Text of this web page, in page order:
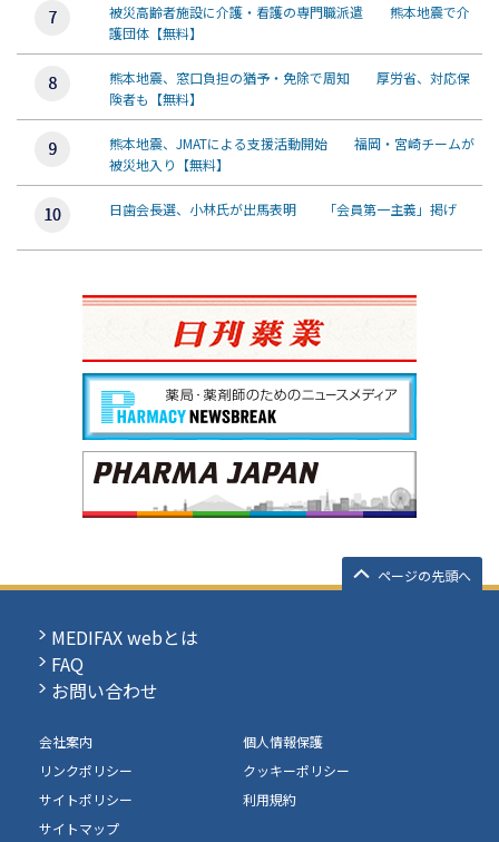
被災高齢者施設に介護・看護の専門職派遣 熊本地震で介
護団体【無料】
熊本地震、窓口負担の猶予・免除で周知 厚労省、対応保
険者も【無料】
熊本地震、JMATによる支援活動開始 福岡・宮崎チームが
被災地入り【無料】
日歯会長選、小林氏が出馬表明 「会員第一主義」掲げ
ページの先頭へ
MEDIFAX webとは
FAQ
お問い合わせ
会社案内
個人情報保護
リンクポリシー
クッキーポリシー
サイトポリシー
利用規約
サイトマップ